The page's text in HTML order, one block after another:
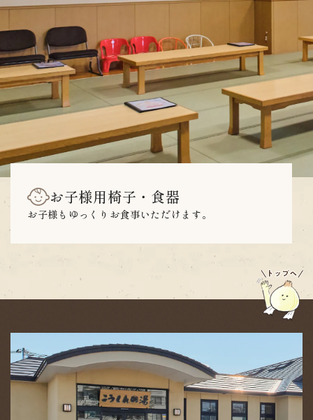
お子様用椅子・食器
お子様もゆっくりお食事いただけます。